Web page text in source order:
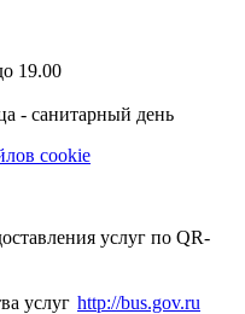
19.00
- санитарный день
cookie
услуг по QR-
http://bus.gov.ru